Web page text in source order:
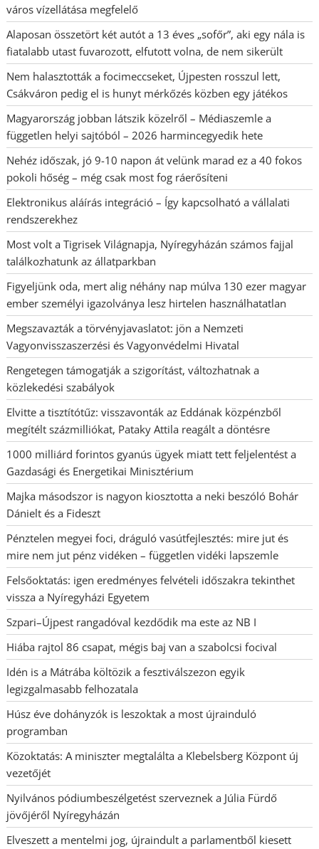
város vízellátása megfelelő
Alaposan összetört két autót a 13 éves „sofőr”, aki egy nála is
fiatalabb utast fuvarozott, elfutott volna, de nem sikerült
Nem halasztották a focimeccseket, Újpesten rosszul lett,
Csákváron pedig el is hunyt mérkőzés közben egy játékos
Magyarország jobban látszik közelről – Médiaszemle a
független helyi sajtóból – 2026 harmincegyedik hete
Nehéz időszak, jó 9-10 napon át velünk marad ez a 40 fokos
pokoli hőség – még csak most fog ráerősíteni
Elektronikus aláírás integráció – Így kapcsolható a vállalati
rendszerekhez
Most volt a Tigrisek Világnapja, Nyíregyházán számos fajjal
találkozhatunk az állatparkban
Figyeljünk oda, mert alig néhány nap múlva 130 ezer magyar
ember személyi igazolványa lesz hirtelen használhatatlan
Megszavazták a törvényjavaslatot: jön a Nemzeti
Vagyonvisszaszerzési és Vagyonvédelmi Hivatal
Rengetegen támogatják a szigorítást, változhatnak a
közlekedési szabályok
Elvitte a tisztítótűz: visszavonták az Eddának közpénzből
megítélt százmilliókat, Pataky Attila reagált a döntésre
1000 milliárd forintos gyanús ügyek miatt tett feljelentést a
Gazdasági és Energetikai Minisztérium
Majka másodszor is nagyon kiosztotta a neki beszóló Bohár
Dánielt és a Fideszt
Pénztelen megyei foci, dráguló vasútfejlesztés: mire jut és
mire nem jut pénz vidéken – független vidéki lapszemle
Felsőoktatás: igen eredményes felvételi időszakra tekinthet
vissza a Nyíregyházi Egyetem
Szpari–Újpest rangadóval kezdődik ma este az NB I
Hiába rajtol 86 csapat, mégis baj van a szabolcsi focival
Idén is a Mátrába költözik a fesztiválszezon egyik
legizgalmasabb felhozatala
Húsz éve dohányzók is leszoktak a most újrainduló
programban
Közoktatás: A miniszter megtalálta a Klebelsberg Központ új
vezetőjét
Nyilvános pódiumbeszélgetést szerveznek a Júlia Fürdő
jövőjéről Nyíregyházán
Elveszett a mentelmi jog, újraindult a parlamentből kiesett